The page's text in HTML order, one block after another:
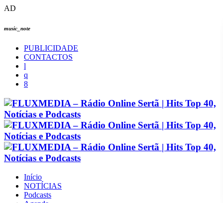
AD
music_note
PUBLICIDADE
CONTACTOS
Início
NOTÍCIAS
Podcasts